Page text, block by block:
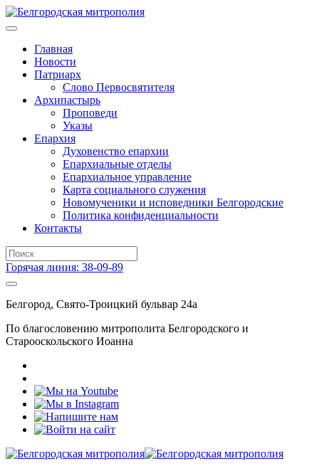
Главная
Новости
Патриарх
Слово Первосвятителя
Архипастырь
Проповеди
Указы
Епархия
Духовенство епархии
Епархиальные отделы
Епархиальное управление
Карта социального служения
Новомученики и исповедники Белгородские
Политика конфиденциальности
Контакты
Горячая линия: 38-09-89
Белгород, Свято-Троицкий бульвар 24а
По благословению митрополита Белгородского и
Старооскольского Иоанна